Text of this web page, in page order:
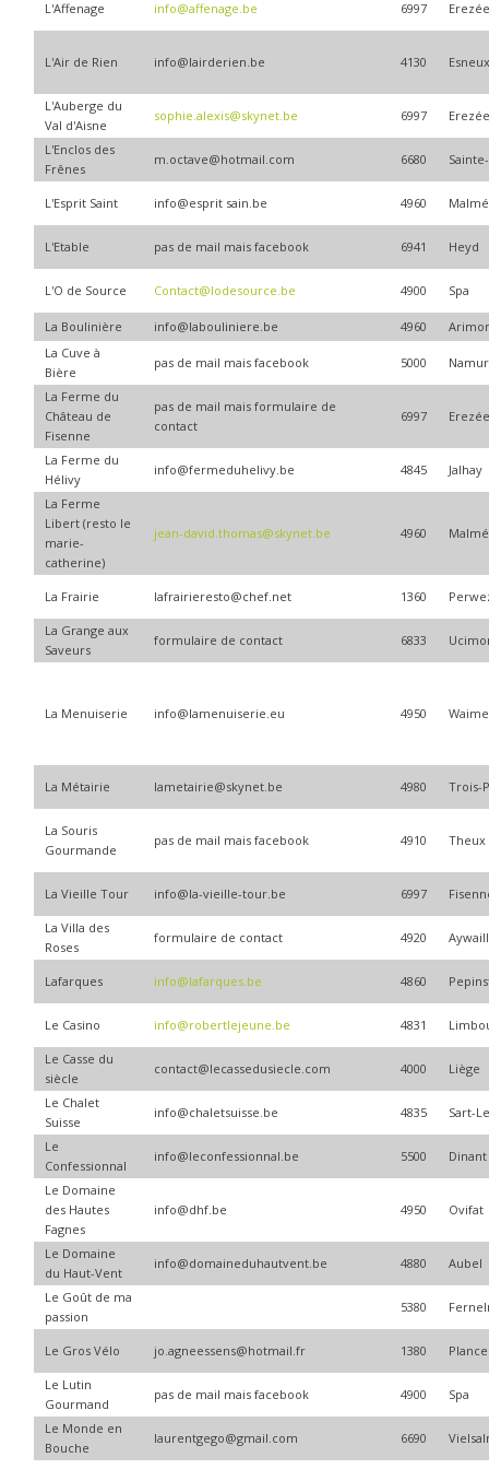
L'Affenage info@affenage.be 6997
L'Air de Rien info@lairderien.be 4130
L'Auberge du
Val d'Aisne
sophie.alexis@skynet.be 6997
L'Enclos des
Frênes
m.octave@hotmail.com 6680
L'Esprit Saint info@esprit sain.be 4960
L'Etable pas de mail mais facebook 6941 Heyd
L'O de Source Contact@lodesource.be 4900 Spa
La Boulinière info@labouliniere.be 4960
La Cuve à
Bière
pas de mail mais facebook 5000 Namur
La Ferme du
Château de
Fisenne
pas de mail mais formulaire de
contact
6997
La Ferme du
Hélivy
info@fermeduhelivy.be 4845 Jalhay
La Ferme
Libert (resto le
marie-
catherine)
jean-david.thomas@skynet.be 4960
La Frairie lafrairieresto@chef.net 1360
La Grange aux
Saveurs
formulaire de contact 6833
La Menuiserie info@lamenuiserie.eu 4950
La Métairie lametairie@skynet.be 4980 Trois-
La Souris
Gourmande
pas de mail mais facebook 4910 Theux
La Vieille Tour info@la-vieille-tour.be 6997
La Villa des
Roses
formulaire de contact 4920
Lafarques info@lafarques.be 4860
Le Casino info@robertlejeune.be 4831
Le Casse du
siècle
contact@lecassedusiecle.com 4000 Liège
Le Chalet
Suisse
info@chaletsuisse.be 4835 Sart-
Le
Confessionnal
info@leconfessionnal.be 5500 Dinant
Le Domaine
des Hautes
Fagnes
info@dhf.be 4950 Ovifat
Le Domaine
du Haut-Vent
info@domaineduhautvent.be 4880 Aubel
Le Goût de ma
passion
5380
Le Gros Vélo jo.agneessens@hotmail.fr 1380
Le Lutin
Gourmand
pas de mail mais facebook 4900 Spa
Le Monde en
Bouche
laurentgego@gmail.com 6690